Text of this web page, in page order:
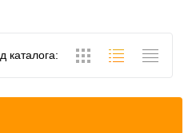
каталога: